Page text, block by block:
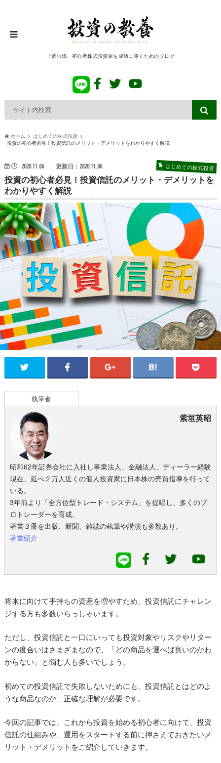
「紫垣流」初心者株式投資家を成功に導くためのブログ
ホーム
はじめての株式投資
投資の初心者必見！投資信託のメリット・デメリットをわかりやすく解説
2020.11.06 更新日：2020.11.06 はじめての株式投資
投資の初心者必見！投資信託のメリット・デメリットを
わかりやすく解説
執筆者
紫垣英昭
昭和62年証券会社に入社し事業法人、金融法人、ディーラー経験
現在、延べ２万人近くの個人投資家に日本株の売買指導を行って
いる。
3年前より「全方位型トレード・システム」を提唱し、多くのプ
ロトレーダーを育成。
著書３冊を出版、新聞、雑誌の執筆や講演も多数あり。
著書紹介
将来に向けて手持ちの資産を増やすため、投資信託にチャレン
ジする方も多数いらっしゃいます。
ただし、投資信託と一口にいっても投資対象やリスクやリター
ンの度合いはさまざまなので、「どの商品を選べば良いのかわ
からない」と悩む人も多いでしょう。
初めての投資信託で失敗しないためにも、投資信託とはどのよ
うな商品なのか、正確な理解が必要です。
今回の記事では、これから投資を始める初心者に向けて、投資
信託の仕組みや、運用をスタートする前に押さえておきたいメ
リット・デメリットをご紹介していきます。